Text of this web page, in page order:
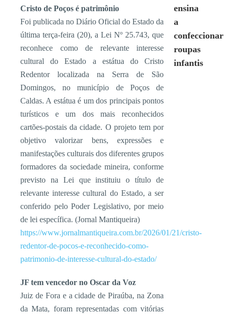
Cristo de Poços é patrimônio
Foi publicada no Diário Oficial do Estado da
última terça-feira (20), a Lei Nº 25.743, que
reconhece como de relevante interesse
cultural do Estado a estátua do Cristo
Redentor localizada na Serra de São
Domingos, no município de Poços de
Caldas. A estátua é um dos principais pontos
turísticos e um dos mais reconhecidos
cartões-postais da cidade. O projeto tem por
objetivo valorizar bens, expressões e
manifestações culturais dos diferentes grupos
formadores da sociedade mineira, conforme
previsto na Lei que instituiu o título de
relevante interesse cultural do Estado, a ser
conferido pelo Poder Legislativo, por meio
de lei específica. (Jornal Mantiqueira)
https://www.jornalmantiqueira.com.br/2026/01/21/cristo-
redentor-de-pocos-e-reconhecido-como-
patrimonio-de-interesse-cultural-do-estado/
JF tem vencedor no Oscar da Voz
Juiz de Fora e a cidade de Piraúba, na Zona
da Mata, foram representadas com vitórias
ensina
a
confeccionar
roupas
infantis